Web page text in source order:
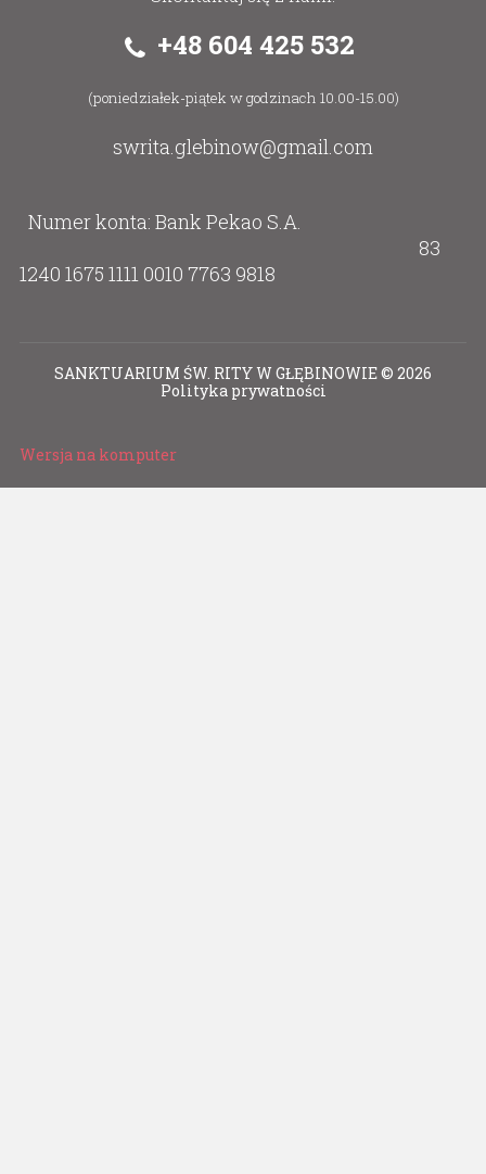
+48 604 425 532
(poniedziałek-piątek w godzinach 10.00-15.00)
swrita.glebinow@gmail.com
Numer konta: Bank Pekao S.A.
83
1240 1675 1111 0010 7763 9818
SANKTUARIUM ŚW. RITY W GŁĘBINOWIE© 2026
Polityka prywatności
Wersja na komputer